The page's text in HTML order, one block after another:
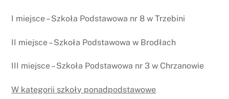
I miejsce – Szkoła Podstawowa nr 8 w Trzebini
II miejsce – Szkoła Podstawowa w Brodłach
III miejsce – Szkoła Podstawowa nr 3 w Chrzanowie
W kategorii szkoły ponadpodstawowe